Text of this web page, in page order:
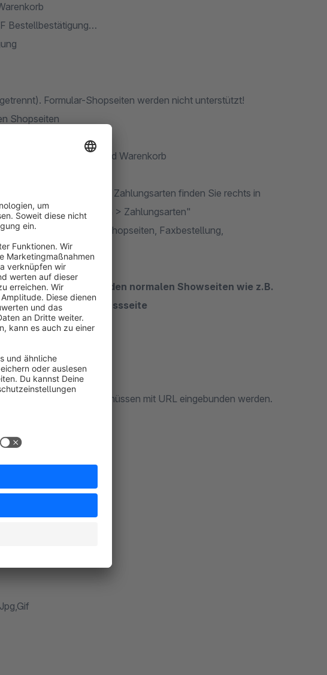
Bestellbestätigung
Formular-Shopseiten werden nicht unterstützt!
Shopseiten
der Artikeldetailseite und Warenkorb
(Die ID's der Zahlungsarten finden Sie rechts in
unter "Einstellungen > Zahlungsarten"
der PDF bei Shopseiten, Faxbestellung,
allen Artikel sowie in den normalen Showseiten wie z.B.
auf der Bestellabschlussseite
PDF generiert werden, müssen mit URL eingebunden werden.